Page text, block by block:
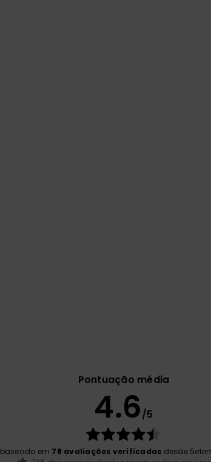
Pontuação média
4.6/5
baseado em 78 avaliações verificadas desde